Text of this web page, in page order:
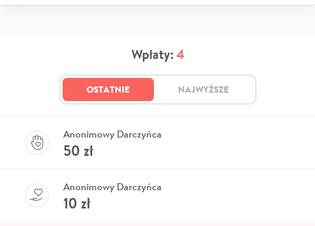
Wpłaty: 4
OSTATNIE NAJWYŻSZE
Anonimowy Darczyńca
50 zł
Anonimowy Darczyńca
10 zł